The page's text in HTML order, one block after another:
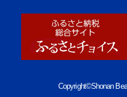
Copyright©Shonan